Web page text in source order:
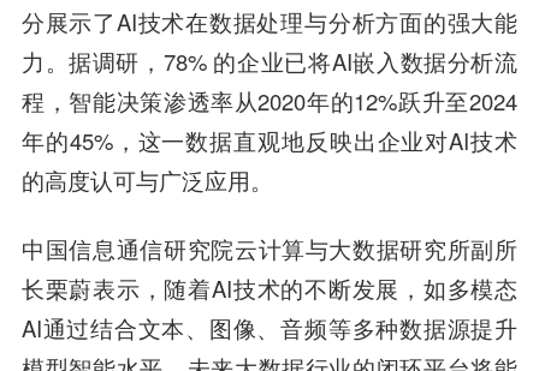
分展示了AI技术在数据处理与分析方面的强大能
力。据调研，78% 的企业已将AI嵌入数据分析流
程，智能决策渗透率从2020年的12%跃升至2024
年的45%，这一数据直观地反映出企业对AI技术
的高度认可与广泛应用。
中国信息通信研究院云计算与大数据研究所副所
长栗蔚表示，随着AI技术的不断发展，如多模态
AI通过结合文本、图像、音频等多种数据源提升